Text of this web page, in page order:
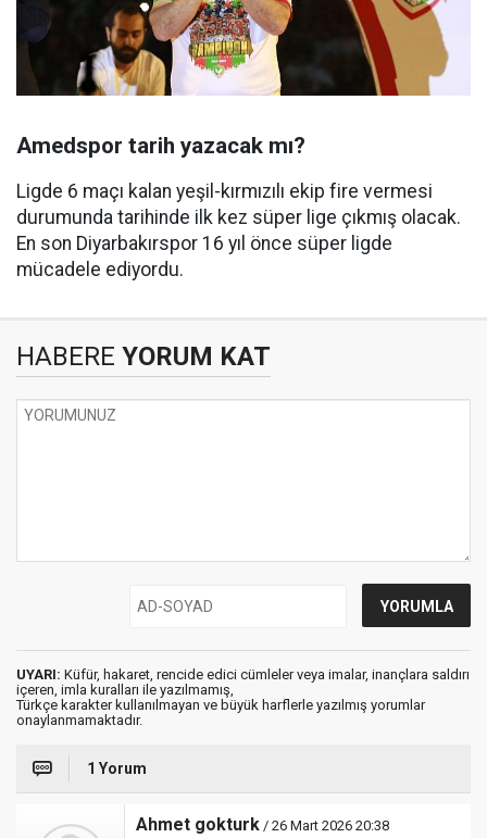
Amedspor tarih yazacak mı?
Ligde 6 maçı kalan yeşil-kırmızılı ekip fire vermesi
durumunda tarihinde ilk kez süper lige çıkmış olacak.
En son Diyarbakırspor 16 yıl önce süper ligde
mücadele ediyordu.
HABERE YORUM KAT
UYARI: Küfür, hakaret, rencide edici cümleler veya imalar, inançlara saldırı
içeren, imla kuralları ile yazılmamış,
Türkçe karakter kullanılmayan ve büyük harflerle yazılmış yorumlar
onaylanmamaktadır.
1 Yorum
Ahmet gokturk / 26 Mart 2026 20:38